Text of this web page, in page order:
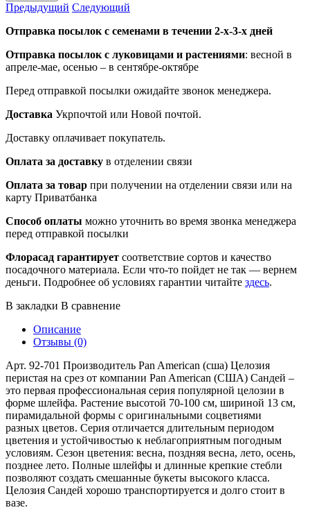
Предыдущий Следующий
Отправка посылок с семенами в течении 2-х-3-х дней
Отправка посылок с луковицами и растениями: весной в
апреле-мае, осенью – в сентябре-октябре
Перед отправкой посылки ожидайте звонок менеджера.
Доставка Укрпочтой или Новой почтой.
Доставку оплачивает покупатель.
Оплата за доставку в отделении связи
Оплата за товар при получении на отделении связи или на
карту Приватбанка
Способ оплаты можно уточнить во время звонка менеджера
перед отправкой посылки
Флорасад гарантирует соответствие сортов и качество
посадочного материала. Если что-то пойдет не так — вернем
деньги. Подробнее об условиях гарантии читайте здесь.
В закладки В сравнение
Описание
Отзывы (0)
Арт. 92-701 Производитель Pan American (сша) Целозия
перистая на срез от компании Pan American (США) Сандей –
это первая профессиональная серия популярной целозии в
форме шлейфа. Растение высотой 70-100 см, шириной 13 см,
пирамидальной формы с оригинальными соцветиями
разных цветов. Серия отличается длительным периодом
цветения и устойчивостью к неблагоприятным погодным
условиям. Сезон цветения: весна, поздняя весна, лето, осень,
позднее лето. Полные шлейфы и длинные крепкие стебли
позволяют создать смешанные букеты высокого класса.
Целозия Сандей хорошо транспортируется и долго стоит в
вазе.